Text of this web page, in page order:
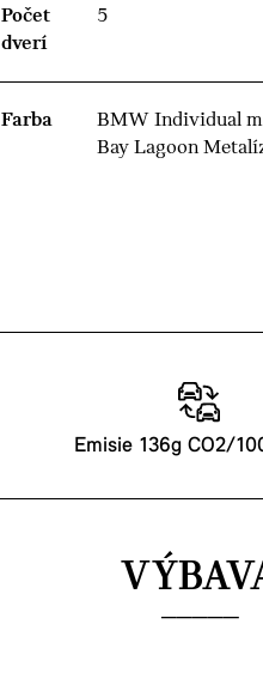
Počet
dverí
5
Farba
BMW Individual
Bay Lagoon
Emisie 136g CO2/